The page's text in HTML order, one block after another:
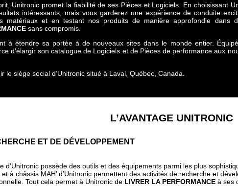
Unitronic promet la fiabilité de ses Pièces et Logiciels. En choisissant
intéressants, mais vous garderez une expérience de conduite
matériaux et en testant nos produits de manière approfondie dans
sans compromis.
à étendre sa portée à de nouveaux sites dans le monde entier.
d’élargir son catalogue de Logiciels et de Pièces de performance aux
siège social d’Unitronic situé à Laval, Québec, Canada.
L’AVANTAGE UNITRONIC
ET DE DÉVELOPPEMENT
d’Unitronic possède des outils et des équipements parmi les plus
à châssis MAH’ d’Unitronic permettent des activités de recherche et
Tout cela permet à Unitronic de LIVRER LA PERFORMANCE à ses